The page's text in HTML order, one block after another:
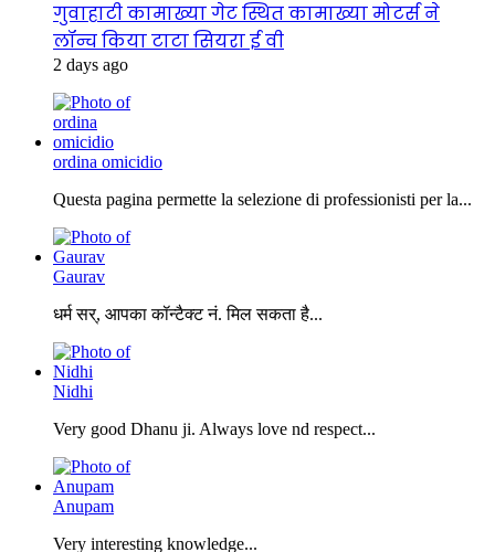
गुवाहाटी कामाख्या गेट स्थित कामाख्या मोटर्स ने
लॉन्च किया टाटा सियरा ई वी
2 days ago
ordina omicidio
Questa pagina permette la selezione di professionisti per la...
Gaurav
धर्म सर्, आपका कॉन्टैक्ट नं. मिल सकता है...
Nidhi
Very good Dhanu ji. Always love nd respect...
Anupam
Very interesting knowledge...